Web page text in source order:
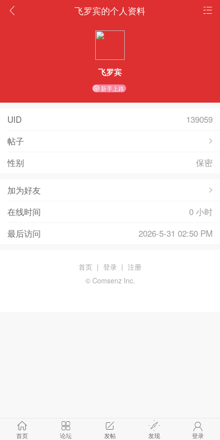
飞罗宾的个人资料
飞罗宾
新手上路
UID
139059
帖子
性别
保密
加为好友
在线时间
0 小时
最后访问
2026-5-31 02:50 PM
首页 论坛 发帖 发现 登录
首页 | 登录 | 注册
© Comsenz Inc.